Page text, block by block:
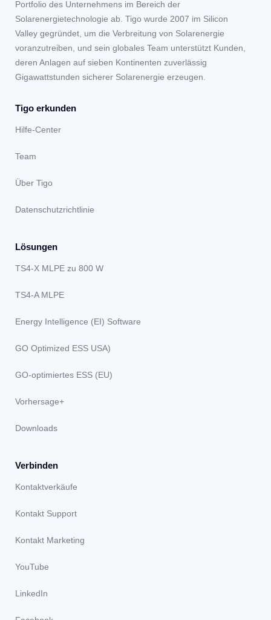
Portfolio des Unternehmens im Bereich der
Solarenergietechnologie ab. Tigo wurde 2007 im Silicon
Valley gegründet, um die Verbreitung von Solarenergie
voranzutreiben, und sein globales Team unterstützt Kunden,
deren Anlagen auf sieben Kontinenten zuverlässig
Gigawattstunden sicherer Solarenergie erzeugen.
Tigo erkunden
Hilfe-Center
Team
Über Tigo
Datenschutzrichtlinie
Lösungen
TS4-X MLPE zu 800 W
TS4-A MLPE
Energy Intelligence (EI) Software
GO Optimized ESS USA)
GO-optimiertes ESS (EU)
Vorhersage+
Downloads
Verbinden
Kontaktverkäufe
Kontakt Support
Kontakt Marketing
YouTube
LinkedIn